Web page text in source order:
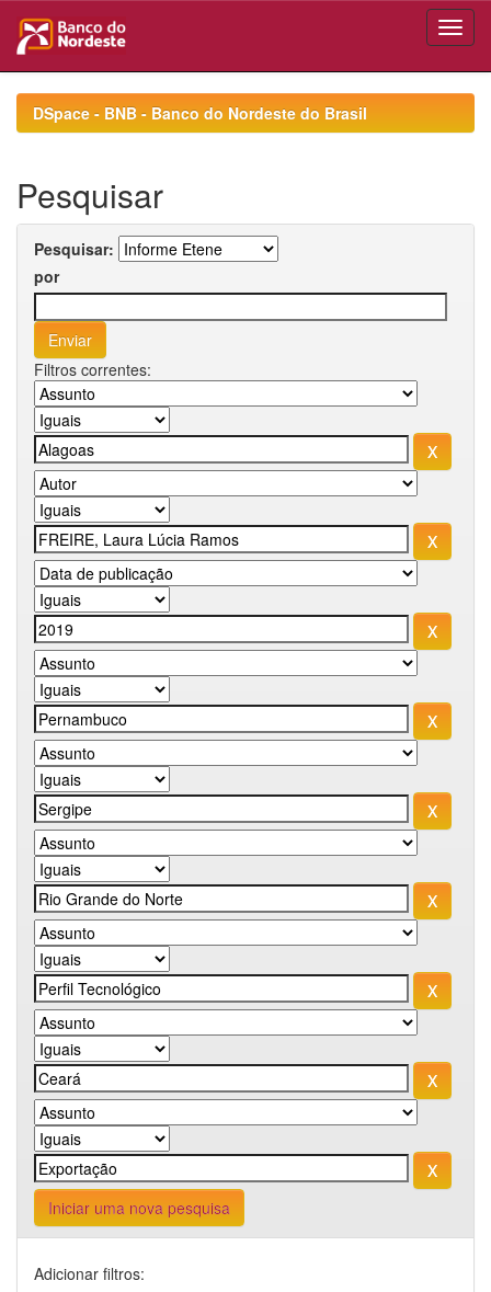
navigationDSpace - BNB - Banco do Nordeste do Brasil
Pesquisar
Pesquisar:
por
Filtros correntes:
Iniciar uma nova pesquisa
Adicionar filtros: